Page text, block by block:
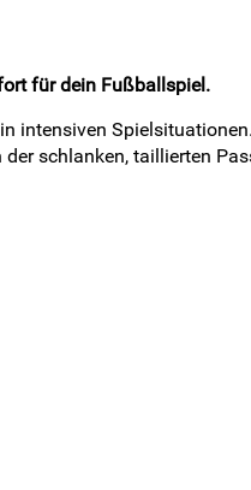
für dein Fußballspiel.
intensiven
schlanken, taillierten